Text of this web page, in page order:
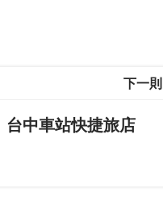
下一則
台中車站快捷旅店